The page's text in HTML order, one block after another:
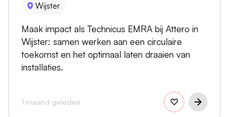
Wijster
Maak impact als Technicus EMRA bij Attero in
Wijster: samen werken aan een circulaire
toekomst en het optimaal laten draaien van
installaties.
1 maand geleden